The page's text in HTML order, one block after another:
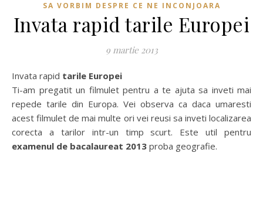
SA VORBIM DESPRE CE NE INCONJOARA
Invata rapid tarile Europei
9 martie 2013
Invata rapid tarile Europei
Ti-am pregatit un filmulet pentru a te ajuta sa inveti mai
repede tarile din Europa. Vei observa ca daca umaresti
acest filmulet de mai multe ori vei reusi sa inveti localizarea
corecta a tarilor intr-un timp scurt. Este util pentru
examenul de bacalaureat 2013 proba geografie.